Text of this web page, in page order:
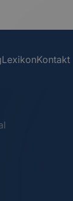
LexikonKontakt